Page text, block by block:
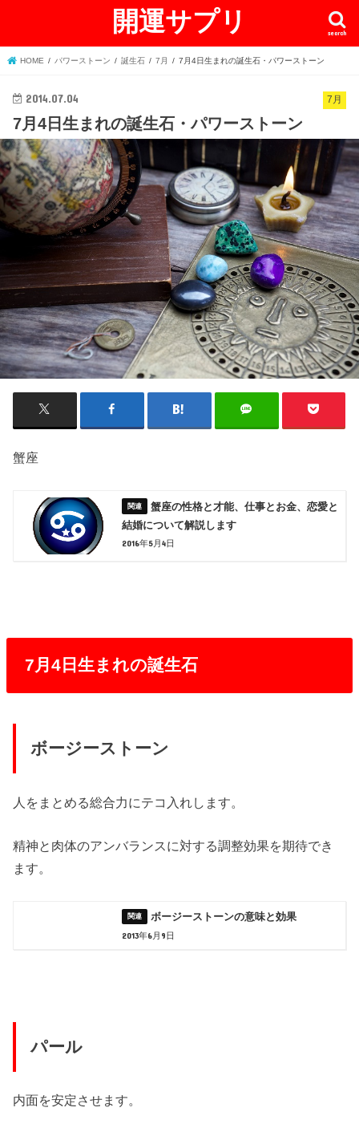
開運サプリ search
HOME パワーストーン 誕生石 7月 7月4日生まれの誕生石・パワーストーン
7月
2014.07.04
7月4日生まれの誕生石・パワーストーン
蟹座
蟹座の性格と才能、仕事とお金、恋愛と
結婚について解説します
2016年5月4日
7月4日生まれの誕生石
ボージーストーン
人をまとめる総合力にテコ入れします。
精神と肉体のアンバランスに対する調整効果を期待でき
ます。
ボージーストーンの意味と効果
2013年6月9日
パール
内面を安定させます。